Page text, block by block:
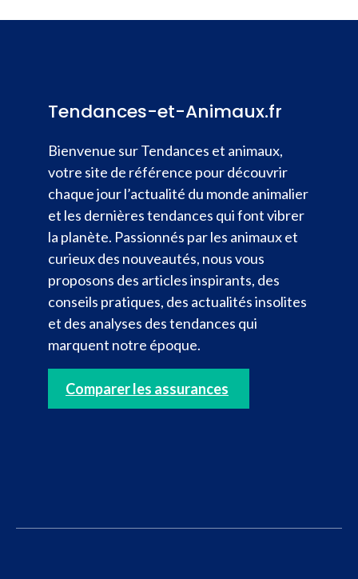
Tendances-et-Animaux.fr
Bienvenue sur Tendances et animaux,
votre site de référence pour découvrir
chaque jour l’actualité du monde animalier
et les dernières tendances qui font vibrer
la planète. Passionnés par les animaux et
curieux des nouveautés, nous vous
proposons des articles inspirants, des
conseils pratiques, des actualités insolites
et des analyses des tendances qui
marquent notre époque.
Comparer les assurances